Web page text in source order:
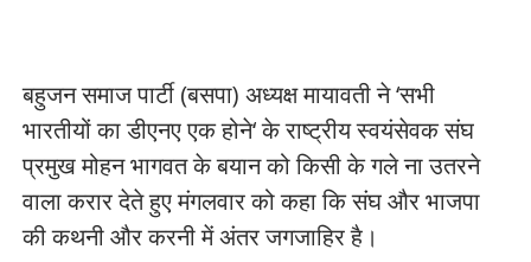
बहुजन समाज पार्टी (बसपा) अध्यक्ष मायावती ने ‘सभी
भारतीयों का डीएनए एक होने‘ के राष्ट्रीय स्वयंसेवक संघ
प्रमुख मोहन भागवत के बयान को किसी के गले ना उतरने
वाला करार देते हुए मंगलवार को कहा कि संघ और भाजपा
की कथनी और करनी में अंतर जगजाहिर है।